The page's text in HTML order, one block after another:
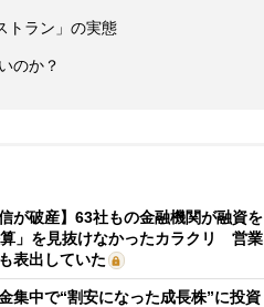
トラン」の実態
のか？
が破産】63社もの金融機関が融資を
」を見抜けなかったカラクリ 営業
表出していた
集中で“割安になった成長株”に投資